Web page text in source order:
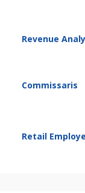
Revenue
Commissaris
Retail